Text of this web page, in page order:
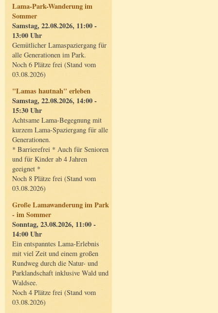
Lama-Park-Wanderung im
Sommer
Samstag, 22.08.2026, 11:00 -
13:00 Uhr
Gemütlicher Lamaspaziergang für
alle Generationen im Park.
Noch 6 Plätze frei (Stand vom
03.08.2026)
"Lamas hautnah" erleben
Samstag, 22.08.2026, 14:00 -
15:30 Uhr
Achtsame Lama-Begegnung mit
kurzem Lama-Spaziergang für alle
Generationen.
* Barrierefrei * Auch für Senioren
und für Kinder ab 4 Jahren
geeignet *
Noch 8 Plätze frei (Stand vom
03.08.2026)
Große Lamawanderung im Park
- im Sommer
Sonntag, 23.08.2026, 11:00 -
14:00 Uhr
Ein entspanntes Lama-Erlebnis
mit viel Zeit und einem großen
Rundweg durch die Natur- und
Parklandschaft inklusive Wald und
Waldsee.
Noch 4 Plätze frei (Stand vom
03.08.2026)